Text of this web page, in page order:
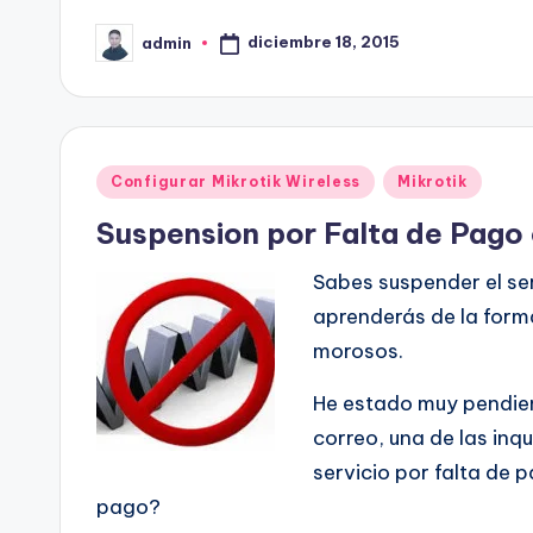
Publicado
por
admin diciembre 18, 2015
Publicado
Configurar Mikrotik Wireless Mikrotik
Suspension por Falta de
Sabes suspender el
aprenderás de la
morosos.
He estado muy
correo, una de las
servicio por falta de
pago?